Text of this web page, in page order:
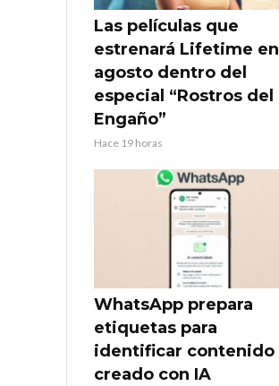
Las películas que
estrenará Lifetime en
agosto dentro del
especial “Rostros del
Engaño”
Hace 19 horas
WhatsApp prepara
etiquetas para
identificar contenido
creado con IA